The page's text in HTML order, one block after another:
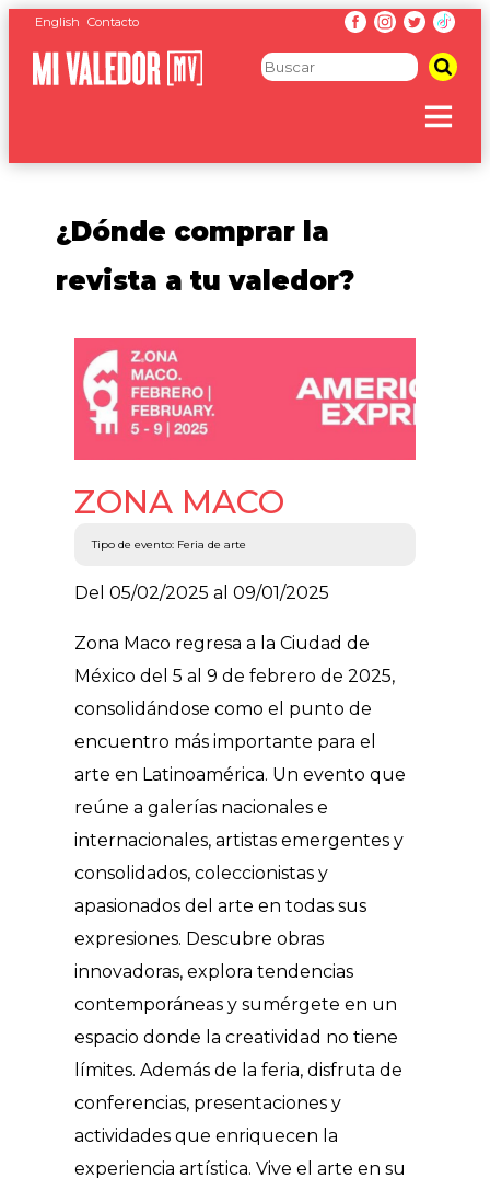
English Contacto
¿Dónde comprar la
revista a tu valedor?
ZONA MACO
Tipo de evento: Feria de arte
Del 05/02/2025 al 09/01/2025
Zona Maco regresa a la Ciudad de
México del 5 al 9 de febrero de 2025,
consolidándose como el punto de
encuentro más importante para el
arte en Latinoamérica. Un evento que
reúne a galerías nacionales e
internacionales, artistas emergentes y
consolidados, coleccionistas y
apasionados del arte en todas sus
expresiones. Descubre obras
innovadoras, explora tendencias
contemporáneas y sumérgete en un
espacio donde la creatividad no tiene
límites. Además de la feria, disfruta de
conferencias, presentaciones y
actividades que enriquecen la
experiencia artística. Vive el arte en su